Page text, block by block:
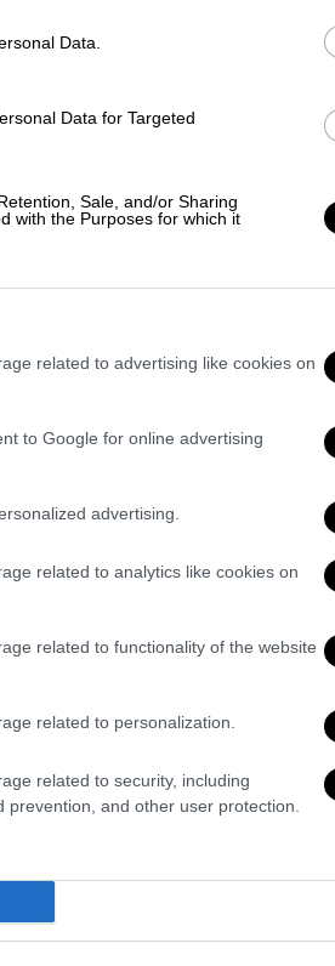
Data.
Data for Targeted
Sale, and/or Sharing
with the Purposes for which it
related to advertising like cookies on
to Google for online advertising
advertising.
related to analytics like cookies on
related to functionality of the website
related to personalization.
related to security, including
and other user protection.
20:40
της Ζόζεφιν
της γιαγιάς της
στο Instagram,
της, όσο ζει
17:10
σφυγμό. Μαζί μου
αποκαλύπτει ο
της Ζόζεφιν
βιώνει τις
η Ζόζεφιν, καθώς η
Ράφτη
09:35
πένθος η
- Πνίγηκε η γιαγιά
οι στιγμές που
η Ζόζεφιν έμαθε
και παρέλαβε από